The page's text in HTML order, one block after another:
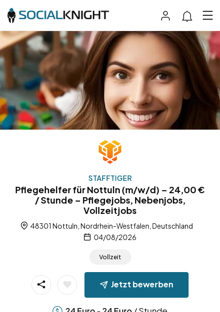
STAFFTIGER
Pflegehelfer für Nottuln (m/w/d) – 24,00 €
/ Stunde – Pflegejobs, Nebenjobs,
Vollzeitjobs
48301 Nottuln, Nordrhein-Westfalen, Deutschland
04/08/2026
Vollzeit
Jetzt bewerben